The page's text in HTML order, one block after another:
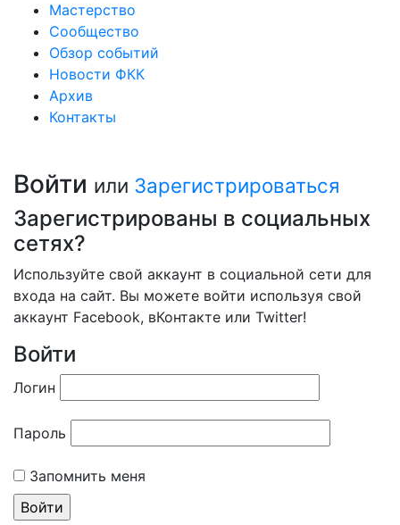
Мастерство
Сообщество
Обзор событий
Новости ФКК
Архив
Контакты
Войти или Зарегистрироваться
Зарегистрированы в социальных
сетях?
Используйте свой аккаунт в социальной сети для
входа на сайт. Вы можете войти используя свой
аккаунт Facebook, вКонтакте или Twitter!
Войти
Логин
Пароль
Запомнить меня